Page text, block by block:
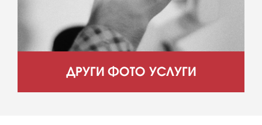
ДРУГИ ФОТО УСЛУГИ